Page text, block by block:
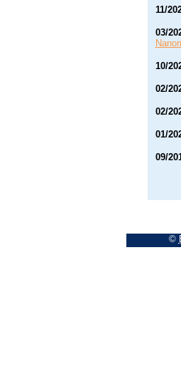
11/
03/
10/
02/
02/
01/
09/
©